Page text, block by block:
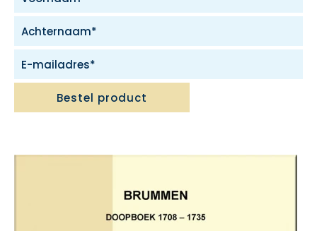
Bestel product